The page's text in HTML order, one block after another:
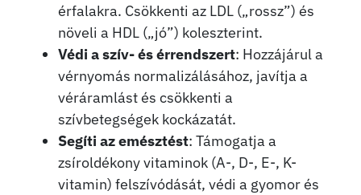
érfalakra. Csökkenti az LDL („rossz”) és
növeli a HDL („jó”) koleszterint.
Védi a szív- és érrendszert: Hozzájárul a
vérnyomás normalizálásához, javítja a
véráramlást és csökkenti a
szívbetegségek kockázatát.
Segíti az emésztést: Támogatja a
zsíroldékony vitaminok (A-, D-, E-, K-
vitamin) felszívódását, védi a gyomor és